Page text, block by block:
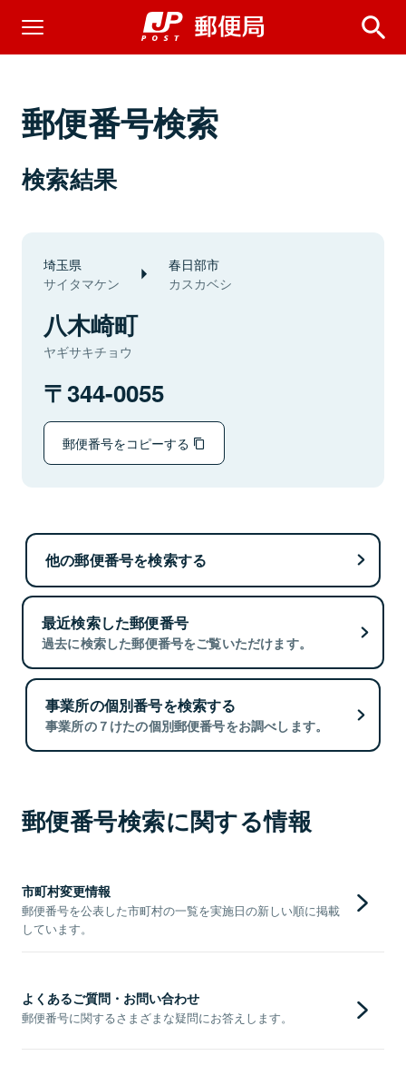
郵便番号検索
検索結果
埼玉県
サイタマケン
春日部市
カスカベシ
八木崎町
ヤギサキチョウ
344-0055
郵便番号をコピーする
他の郵便番号を検索する
最近検索した郵便番号
過去に検索した郵便番号をご覧いただけます。
事業所の個別番号を検索する
事業所の７けたの個別郵便番号をお調べします。
郵便番号検索に関する情報
市町村変更情報
郵便番号を公表した市町村の一覧を実施日の新しい順に掲載
しています。
よくあるご質問・お問い合わせ
郵便番号に関するさまざまな疑問にお答えします。